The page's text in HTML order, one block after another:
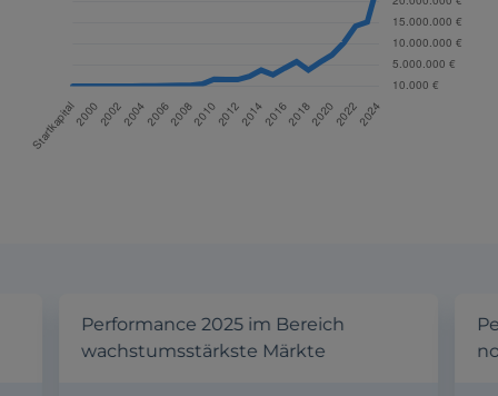
Performance 2025 im Bereich
wachstumsstärkste Märkte